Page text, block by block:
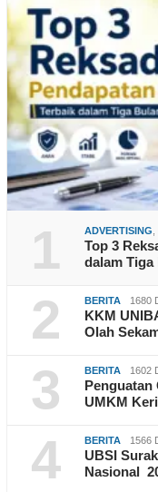
1 ADVERTISING
Top 3
dalam Tiga
2 BERITA 1680
KKM
Olah
3 BERITA 1602
Penguatan
UMKM
4 BERITA 1566
UBSI
Nasional